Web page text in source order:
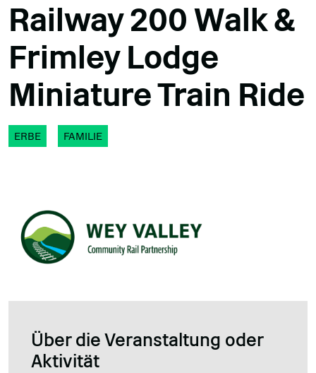
Railway 200 Walk &
Frimley Lodge
Miniature Train Ride
ERBE FAMILIE
Über die Veranstaltung oder
Aktivität